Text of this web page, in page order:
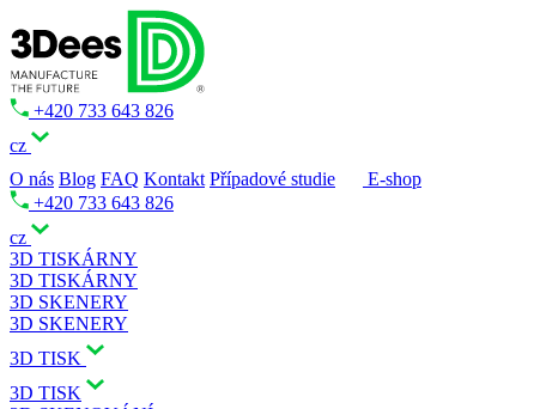
+420 733 643 826
cz
O nás Blog FAQ Kontakt Případové studie
E-shop
+420 733 643 826
cz
3D TISKÁRNY
3D TISKÁRNY
3D SKENERY
3D SKENERY
3D TISK
3D TISK